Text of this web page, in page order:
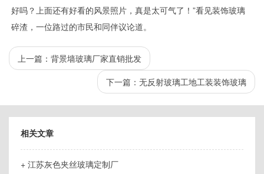
好吗？上面还有好看的风景照片，真是太可气了！”看见装饰玻璃
碎渣，一位路过的市民和同伴议论道。
上一篇： 背景墙玻璃厂家直销批发
下一篇： 无反射玻璃工地工装装饰玻璃
相关文章
+ 江苏灰色夹丝玻璃定制厂